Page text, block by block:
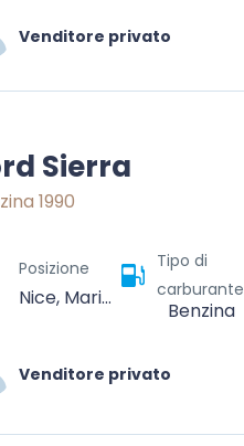
Venditore privato
Sierra
1990
Posizione
Nice, Maritime Alps, Provence-Alpes-Côte d'Azur, Metropolitan France, France
Tipo di
carburante
Benzina
Venditore privato